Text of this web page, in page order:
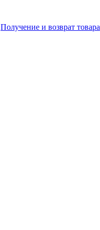
Получение и возврат товара